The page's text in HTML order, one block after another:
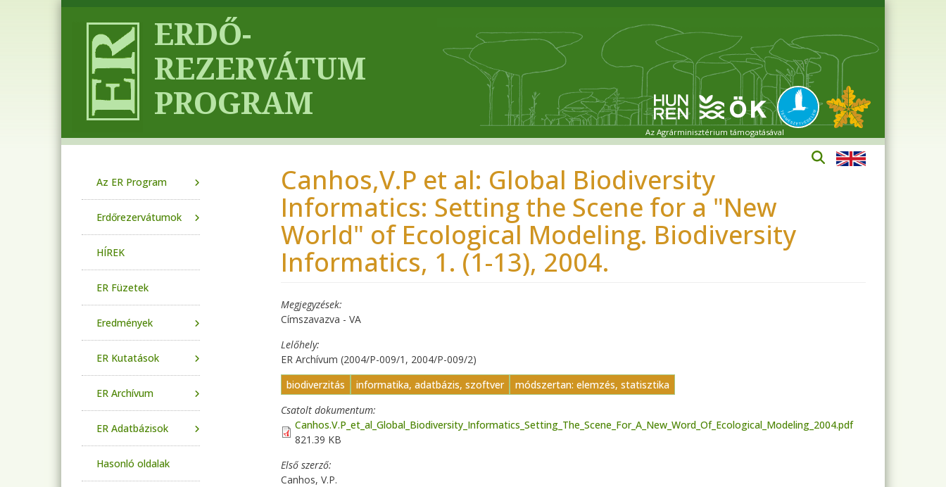
Az Agrárminisztérium támogatásával
Canhos,V.P et al: Global Biodiversity
Informatics: Setting the Scene for a "New
World" of Ecological Modeling. Biodiversity
Informatics, 1. (1-13), 2004.
Megjegyzések
Címszavazva - VA
Lelőhely
ER Archívum (2004/P-009/1, 2004/P-009/2)
biodiverzitás
informatika, adatbázis, szoftver
módszertan: elemzés, statisztika
Csatolt dokumentum
Canhos.V.P_et_al_Global_Biodiversity_Informatics_Setting_The_Scene_For_A_New_Word_Of_Ecological_Modeling_2004.pdf
821.39 KB
Első szerző
Canhos, V.P.
Az ER Program
Erdőrezervátumok
HÍREK
ER Füzetek
Eredmények
ER Kutatások
ER Archívum
ER Adatbázisok
Hasonló oldalak